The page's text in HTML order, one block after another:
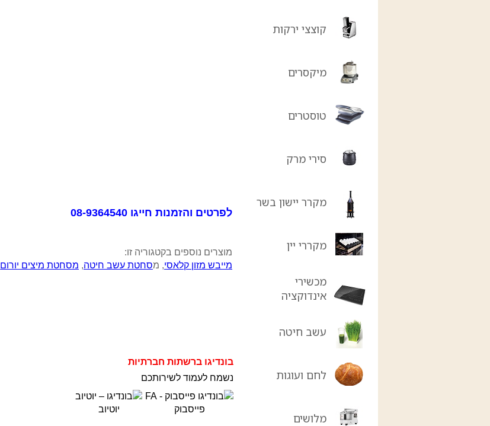
קוצצי ירקות
מיקסרים
טוסטרים
סירי מרק
מקרר יישון בשר
מקררי יין
מכשירי
אינדוקציה
עשב חיטה
לחם ועוגות
מלושים
לפרטים והזמנות חייגו 08-9364540
מוצרים נוספים בקטגוריה זו:
מייבש מזון קלאסי, מסחטת עשב חיטה, מסחטת מיצים יורום
בונדיגו ברשתות חברתיות
נשמח לעמוד לשירותכם
פייסבוק יוטיוב